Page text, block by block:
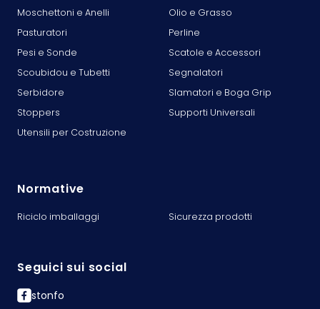
Moschettoni e Anelli
Olio e Grasso
Pasturatori
Perline
Pesi e Sonde
Scatole e Accessori
Scoubidou e Tubetti
Segnalatori
Serbidore
Slamatori e Boga Grip
Stoppers
Supporti Universali
Utensili per Costruzione
Normative
Riciclo imballaggi Sicurezza prodotti
Seguici sui social
stonfo